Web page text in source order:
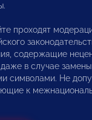
проходят
содержащие
в случае замены
символами. Не
к